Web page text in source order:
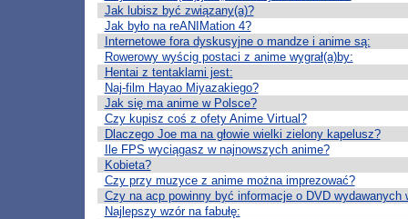
Jak lubisz być związany(a)?
Jak było na reANIMation 4?
Internetowe fora dyskusyjne o mandze i anime są:
Rowerowy wyścig postaci z anime wygrał(a)by:
Hentai z tentaklami jest:
Naj-film Hayao Miyazakiego?
Jak się ma anime w Polsce?
Czy kupisz coś z ofety Anime Virtual?
Dlaczego Joe ma na głowie wielki zielony kapelusz?
Ile FPS wyciągasz w najnowszych anime?
Kobieta?
Czy przy muzyce z anime można imprezować?
Czy na acp powinny być informacje o DVD wydawanych
Najlepszy wzór na fabułę: